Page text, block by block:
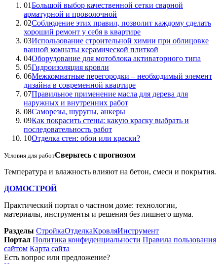
01Большой выбор качественной сетки сварной
арматурной и проволочной
02Соблюдение этих правил, позволит каждому сделать
хороший ремонт у себя в квартире
03Использование строительной химии при облицовке
ванной комнаты керамической плиткой
04Оборудование для мотоблока активаторного типа
05Гидроизоляция кровли
06Межкомнатные перегородки – необходимый элемент
дизайна в современной квартире
07Правильное применение масла для дерева для
наружных и внутренних работ
08Саморезы, шурупы, анкеры
09Как покрасить стены: какую краску выбрать и
последовательность работ
10Отделка стен: обои или краски?
Условия для работСверьтесь с прогнозом
Температура и влажность влияют на бетон, смеси и покрытия.
ДОМОСТРОЙ
Практический портал о частном доме: технологии,
материалы, инструменты и решения без лишнего шума.
Разделы СтройкаОтделкаКровляИнструмент
Портал Политика конфиденциальности Правила пользования
сайтом Карта сайта
Есть вопрос или предложение?